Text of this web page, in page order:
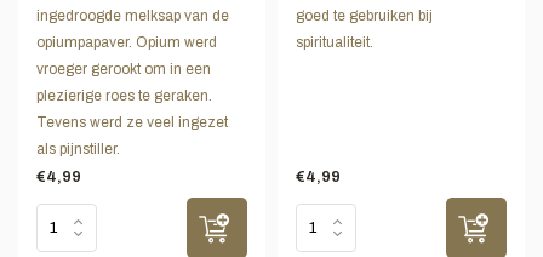
ingedroogde melksap van de
opiumpapaver. Opium werd
vroeger gerookt om in een
plezierige roes te geraken.
Tevens werd ze veel ingezet
als pijnstiller.
€4,99
goed te gebruiken bij
spiritualiteit.
€4,99